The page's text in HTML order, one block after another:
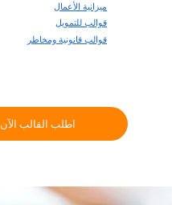
ميزانية الأعمال
قوالب للتمويل
قوالب قانونية ومخاطر
اطلب القالب الآن